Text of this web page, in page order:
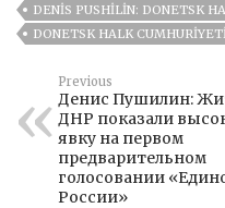
DENIS PUSHILIN: DONETSK
DONETSK HALK
Previous
Денис Пушилин:
ДНР показали
явку на первом
предварительном
голосовании
России»